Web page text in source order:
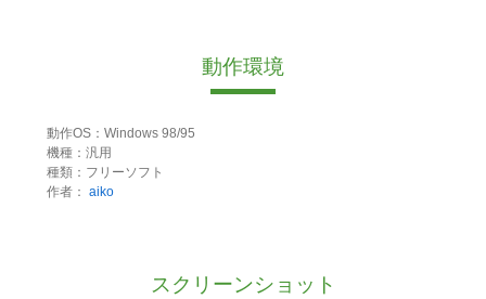
動作環境
動作OS：Windows 98/95
機種：汎用
種類：フリーソフト
作者： aiko
スクリーンショット